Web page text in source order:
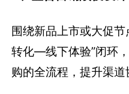
围绕新品上市或大促
转化—线下体验”闭环
购的全流程，提升渠道